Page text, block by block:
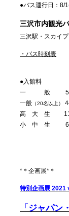
●バス運行日：8/
三沢市内観光
三沢駅・スカイ
・バス時刻表
●入館料
一 般 550円
一般 （20名以上）
高 大 生
小 中 生 60円
*＊企画展*＊
特別企画展 2021
「ジャパン